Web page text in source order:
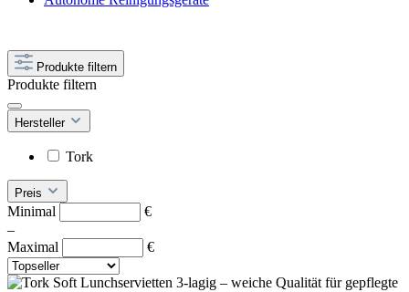
Produkte filtern
Produkte filtern
Hersteller
Tork
Preis
Minimal
€
–
Maximal
€